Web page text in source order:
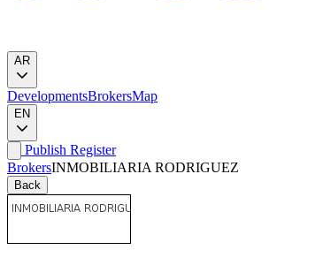
AR
DevelopmentsBrokersMap
EN
Publish Register
BrokersINMOBILIARIA RODRIGUEZ
Back